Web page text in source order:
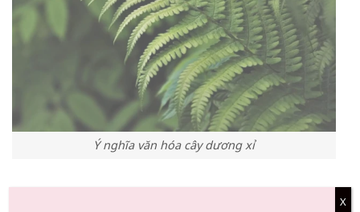
Ý nghĩa văn hóa cây dương xỉ
X